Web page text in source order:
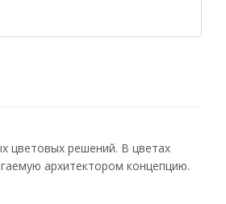
Антик
цветовых решений. В цветах
архитектором концепцию.